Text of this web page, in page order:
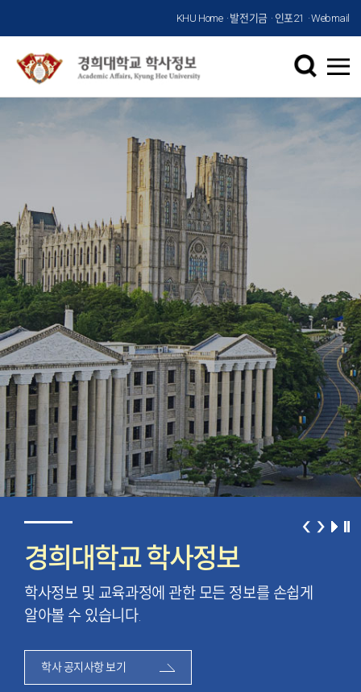
KHU Home 발전기금 인포21 Webmail
경희대학교 학사정보
학사정보 및 교육과정에 관한 모든 정보를 손쉽게
알아볼 수 있습니다.
학사 공지사항 보기